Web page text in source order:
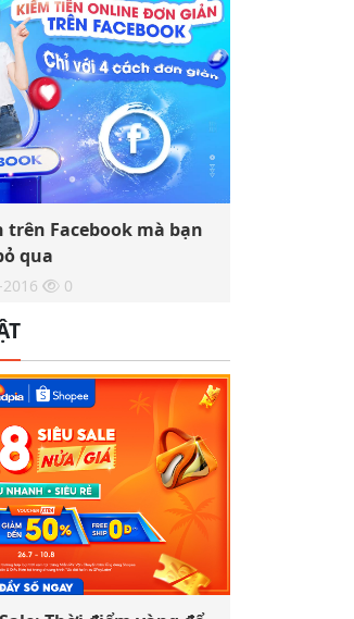
trên Facebook mà bạn
qua
0